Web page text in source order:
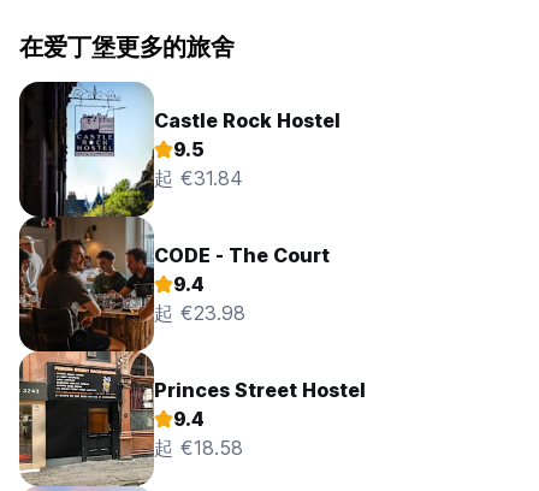
在爱丁堡更多的旅舍
Castle Rock Hostel
9.5
起 €31.84
CODE - The Court
9.4
起 €23.98
Princes Street Hostel
9.4
起 €18.58